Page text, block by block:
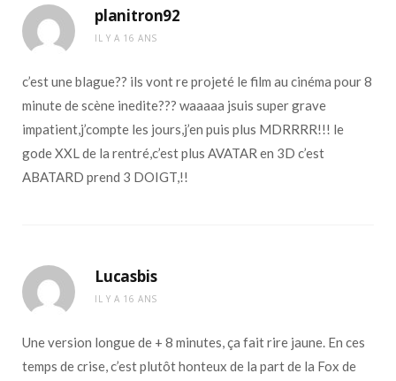
planitron92
IL Y A 16 ANS
c’est une blague?? ils vont re projeté le film au cinéma pour 8
minute de scène inedite??? waaaaa jsuis super grave
impatient,j’compte les jours,j’en puis plus MDRRRR!!! le
gode XXL de la rentré,c’est plus AVATAR en 3D c’est
ABATARD prend 3 DOIGT,!!
Lucasbis
IL Y A 16 ANS
Une version longue de + 8 minutes, ça fait rire jaune. En ces
temps de crise, c’est plutôt honteux de la part de la Fox de